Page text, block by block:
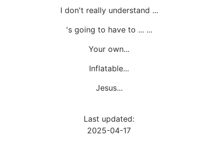
I don't really understand ...
's going to have to ... ...
Your own...
Inflatable...
Jesus...
Last updated:
2025-04-17